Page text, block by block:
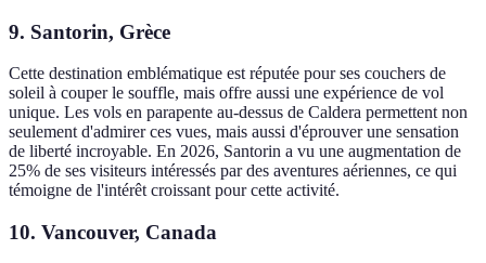
9. Santorin, Grèce
Cette destination emblématique est réputée pour ses couchers de
soleil à couper le souffle, mais offre aussi une expérience de vol
unique. Les vols en parapente au-dessus de Caldera permettent non
seulement d'admirer ces vues, mais aussi d'éprouver une sensation
de liberté incroyable. En 2026, Santorin a vu une augmentation de
25% de ses visiteurs intéressés par des aventures aériennes, ce qui
témoigne de l'intérêt croissant pour cette activité.
10. Vancouver, Canada